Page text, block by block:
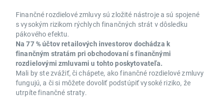
Finančné rozdielové zmluvy sú zložité nástroje a sú spojené
s vysokým rizikom rýchlych finančných strát v dôsledku
pákového efektu.
Na 77 % účtov retailových investorov dochádza k
finančným stratám pri obchodovaní s finančnými
rozdielovými zmluvami u tohto poskytovateľa.
Mali by ste zvážiť, či chápete, ako finančné rozdielové zmluvy
fungujú, a či si môžete dovoliť podstúpiť vysoké riziko, že
utrpíte finančné straty.